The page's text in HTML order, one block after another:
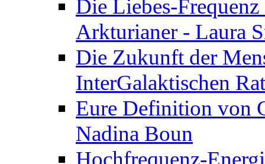
Die Liebes-
Arkturianer - Laura
Die Zukunft der
InterGalaktischen
Eure Definition von
Nadina Boun
Hochfrequenz-